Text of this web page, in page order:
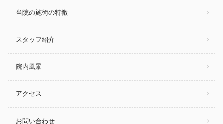
当院の施術の特徴
スタッフ紹介
院内風景
アクセス
お問い合わせ